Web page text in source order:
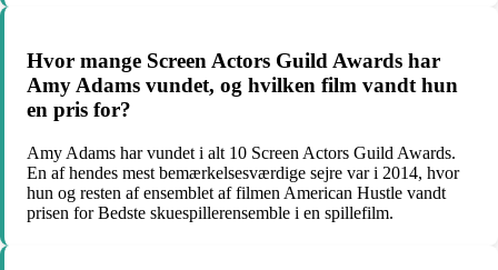
Hvor mange Screen Actors Guild Awards har
Amy Adams vundet, og hvilken film vandt hun
en pris for?
Amy Adams har vundet i alt 10 Screen Actors Guild Awards.
En af hendes mest bemærkelsesværdige sejre var i 2014, hvor
hun og resten af ensemblet af filmen American Hustle vandt
prisen for Bedste skuespillerensemble i en spillefilm.